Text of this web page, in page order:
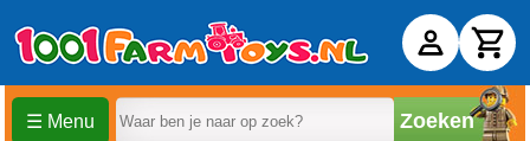
☰ Menu Zoeken